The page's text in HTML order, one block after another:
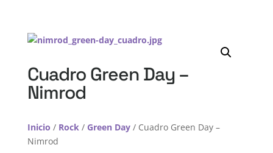
Cuadro Green Day –
Nimrod
Inicio / Rock/ Green Day/ Cuadro Green Day –
Nimrod